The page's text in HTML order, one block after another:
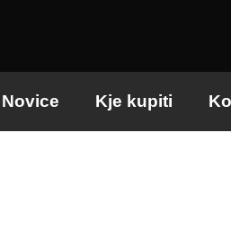
Novice Kje kupiti